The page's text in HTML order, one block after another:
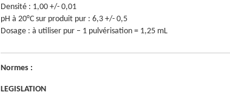
Densité : 1,00 +/- 0,01
pH à 20°C sur produit pur : 6,3 +/- 0,5
Dosage : à utiliser pur – 1 pulvérisation = 1,25 mL
Normes :
LEGISLATION